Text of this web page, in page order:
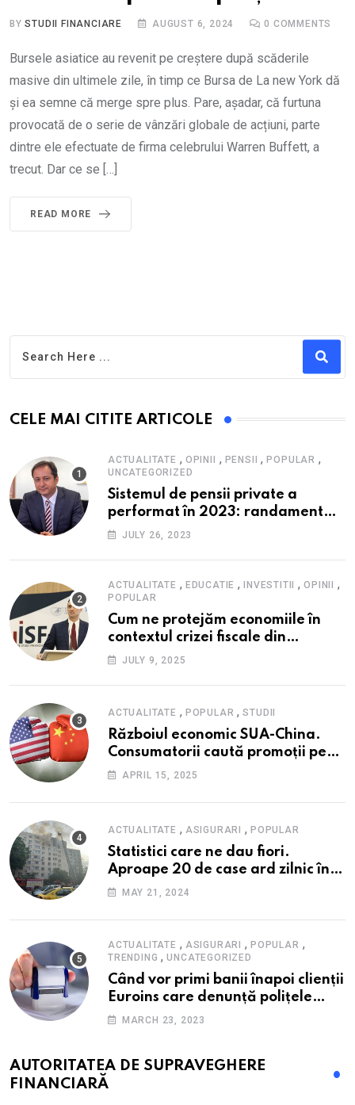
BYSTUDII FINANCIARE AUGUST 6, 2024 0 COMMENTS
Bursele asiatice au revenit pe creștere după scăderile
masive din ultimele zile, în timp ce Bursa de La new York dă
și ea semne că merge spre plus. Pare, așadar, că furtuna
provocată de o serie de vânzări globale de acțiuni, parte
dintre ele efectuate de firma celebrului Warren Buffett, a
trecut. Dar ce se […]
READ MORE
CELE MAI CITITE ARTICOLE
ACTUALITATE , OPINII , PENSII ,POPULAR ,
UNCATEGORIZED
Sistemul de pensii private a
performat în 2023: randament
peste inflație, active și plăți la
cadrul ofertei Hidroelectrica,
reziliența la crize
JULY 26, 2023
ACTUALITATE , EDUCATIE , INVESTITII ,OPINII ,
POPULAR
Cum ne protejăm economiile în
contextul crizei fiscale din
România- Valentin Ionescu,
Financiare (ISF)
JULY 9, 2025
ACTUALITATE , POPULAR ,STUDII
Războiul economic SUA-China.
Consumatorii caută promoții pe
fondul scumpirilor, mai ales la
APRIL 15, 2025
ACTUALITATE , ASIGURARI ,POPULAR
Statistici care ne dau fiori.
Aproape 20 de case ard zilnic în
România, iar pagubele au
nici 40 de lei pe lună
MAY 21, 2024
ACTUALITATE , ASIGURARI ,POPULAR ,
TRENDING ,UNCATEGORIZED
Când vor primi banii înapoi clienții
Euroins care denunță polițele
RCA? Toți pașii și toate termenele
MARCH 23, 2023
AUTORITATEA DE SUPRAVEGHERE
FINANCIARĂ